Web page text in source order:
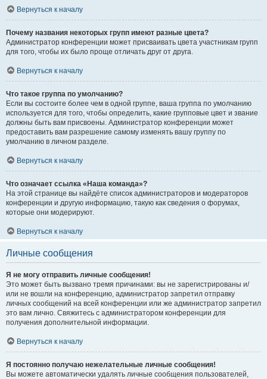
Вернуться к началу
Почему названия некоторых групп имеют разные цвета?
Администратор конференции может присваивать цвета участникам групп
для того, чтобы их было проще отличать друг от друга.
Вернуться к началу
Что такое группа по умолчанию?
Если вы состоите более чем в одной группе, ваша группа по умолчанию
используется для того, чтобы определить, какие групповые цвет и звание
должны быть вам присвоены. Администратор конференции может
предоставить вам разрешение самому изменять вашу группу по
умолчанию в личном разделе.
Вернуться к началу
Что означает ссылка «Наша команда»?
На этой странице вы найдёте список администраторов и модераторов
конференции и другую информацию, такую как сведения о форумах,
которые они модерируют.
Вернуться к началу
Личные сообщения
Я не могу отправить личные сообщения!
Это может быть вызвано тремя причинами: вы не зарегистрированы и/
или не вошли на конференцию, администратор запретил отправку
личных сообщений на всей конференции или же администратор запретил
это вам лично. Свяжитесь с администратором конференции для
получения дополнительной информации.
Вернуться к началу
Я постоянно получаю нежелательные личные сообщения!
Вы можете автоматически удалять личные сообщения пользователей,